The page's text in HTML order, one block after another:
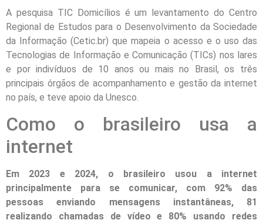
A pesquisa TIC Domicílios é um levantamento do Centro
Regional de Estudos para o Desenvolvimento da Sociedade
da Informação (Cetic.br) que mapeia o acesso e o uso das
Tecnologias de Informação e Comunicação (TICs) nos lares
e por indivíduos de 10 anos ou mais no Brasil, os três
principais órgãos de acompanhamento e gestão da internet
no país, e teve apoio da Unesco.
Como o brasileiro usa a
internet
Em 2023 e 2024, o brasileiro usou a internet
principalmente para se comunicar, com 92% das
pessoas enviando mensagens instantâneas, 81
realizando chamadas de vídeo e 80% usando redes